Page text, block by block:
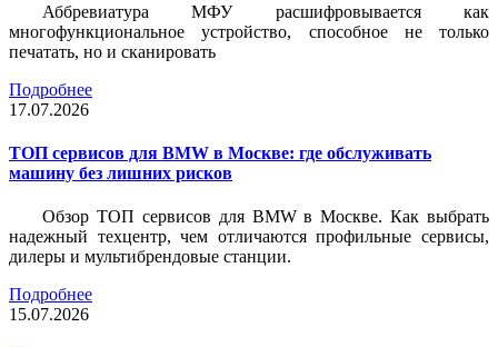
Аббревиатура МФУ расшифровывается как
многофункциональное устройство, способное не только
печатать, но и сканировать
Подробнее
17.07.2026
ТОП сервисов для BMW в Москве: где обслуживать
машину без лишних рисков
Обзор ТОП сервисов для BMW в Москве. Как выбрать
надежный техцентр, чем отличаются профильные сервисы,
дилеры и мультибрендовые станции.
Подробнее
15.07.2026